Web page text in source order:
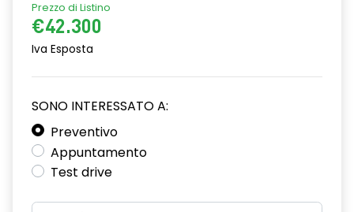
Prezzo di Listino
€42.300
Iva Esposta
SONO INTERESSATO A:
Preventivo
Appuntamento
Test drive